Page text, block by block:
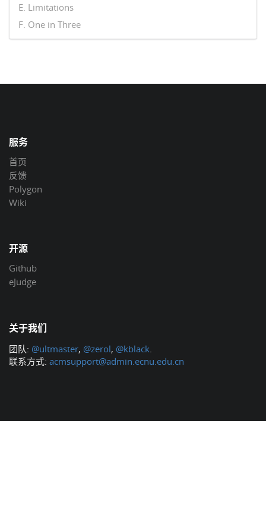
E. Limitations
F. One in Three
服务
首页
反馈
Polygon
Wiki
开源
Github
eJudge
关于我们
团队: @ultmaster, @zerol, @kblack.
联系方式: acmsupport@admin.ecnu.edu.cn